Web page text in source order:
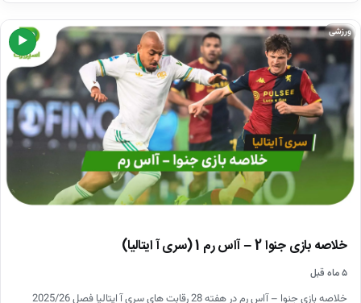
▶
ورزشی
خلاصه بازی جنوا 2 – آاس رم 1 (سری آ ایتالیا)
۵ ماه قبل
خلاصه بازی جنوا – آاس رم در هفته 28 رقابت های سری آ ایتالیا فصل 2025/26